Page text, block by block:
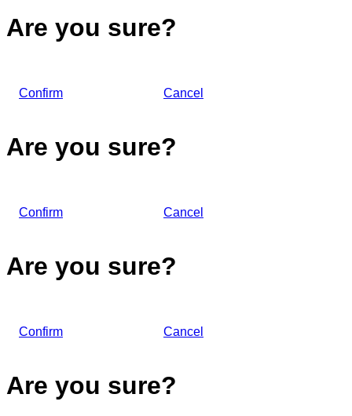
Are you sure?
Confirm Cancel
Are you sure?
Confirm Cancel
Are you sure?
Confirm Cancel
Are you sure?